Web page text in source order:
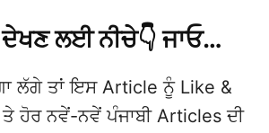
ਲਈ ਨੀਚੇ👇 ਜਾਓ…
ਲੱਗੇ ਤਾਂ ਇਸ Article ਨੂੰ Like &
ਹੋਰ ਨਵੇਂ-ਨਵੇਂ ਪੰਜਾਬੀ Articles ਦੀ